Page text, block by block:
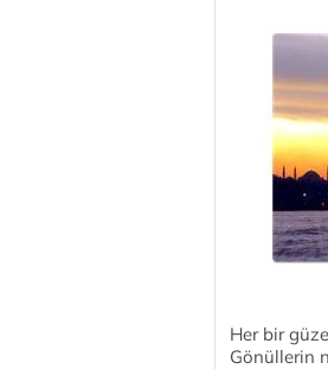
Her bir
Gönüllerin